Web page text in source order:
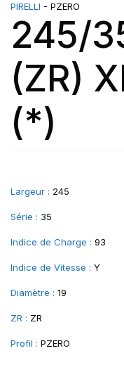
PIRELLI - PZERO
245/
(ZR)
(*)
Largeur : 245
Série : 35
Indice de Charge : 93
Indice de Vitesse : Y
Diamètre : 19
ZR : ZR
Profil : PZERO